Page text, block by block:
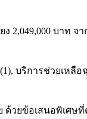
ยง 2,049,000 บ
บริการช่วยเห
ด้วยข้อเสนอพิเ